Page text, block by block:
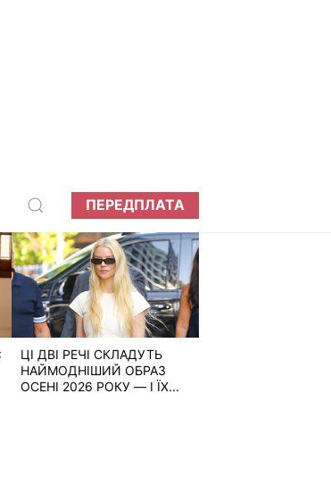
ПЕРЕДПЛАТА
ЦІ ДВІ РЕЧІ СКЛАДУТЬ
НАЙМОДНІШИЙ ОБРАЗ
ОСЕНІ 2026 РОКУ — І ЇХ...